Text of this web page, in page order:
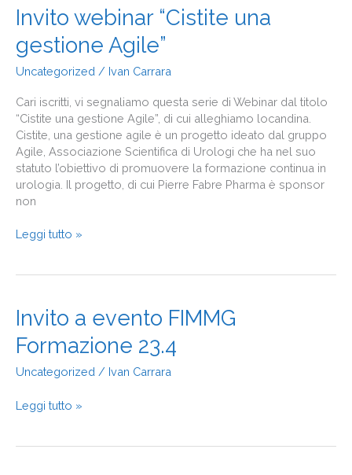
Invito webinar “Cistite una
gestione Agile”
Uncategorized / Ivan Carrara
Cari iscritti, vi segnaliamo questa serie di Webinar dal titolo
“Cistite una gestione Agile”, di cui alleghiamo locandina.
Cistite, una gestione agile è un progetto ideato dal gruppo
Agile, Associazione Scientifica di Urologi che ha nel suo
statuto l’obiettivo di promuovere la formazione continua in
urologia. Il progetto, di cui Pierre Fabre Pharma è sponsor
non
Invito
webinar
“Cistite
una
gestione
Leggi tutto »
Invito a evento FIMMG
Formazione 23.4
Uncategorized / Ivan Carrara
Invito
a
evento
Formazione
Leggi tutto »